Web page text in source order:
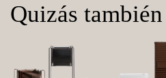
Quizás